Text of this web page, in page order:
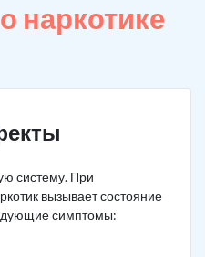
наркотике
систему. При
вызывает состояние
симптомы: